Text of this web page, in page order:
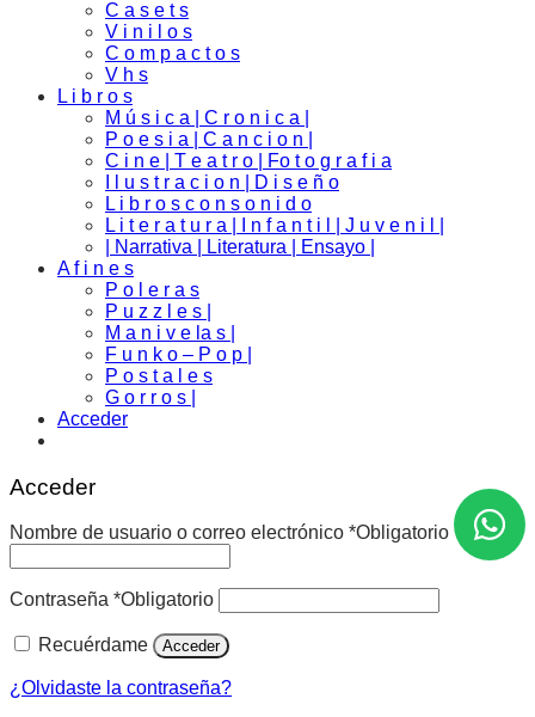
C a s e t s
V i n i l o s
C o m p a c t o s
V h s
L i b r o s
M ú s i c a | C r o n i c a |
P o e s i a | C a n c i o n |
C i n e | T e a t r o | Fo t o g r a f i a
I l u s t r a c i o n | D i s e ñ o
L i b r o s c o n s o n i d o
L i t e r a t u r a | I n f a n t i l | J u v e n i l |
| Narrativa | Literatura | Ensayo |
A f i n e s
P o l e r a s
P u z z l e s |
M a n i v e la s |
F u n k o – P o p |
P o s t a l e s
G o r r o s |
Acceder
Acceder
Nombre de usuario o correo electrónico *Obligatorio
Contraseña *Obligatorio
Recuérdame Acceder
¿Olvidaste la contraseña?